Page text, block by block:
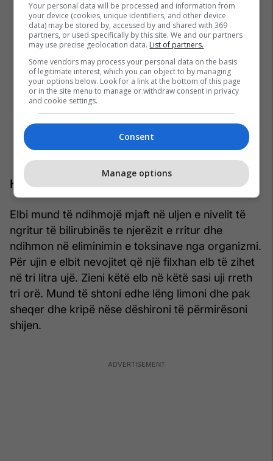
Hani elb
Elbi mund të ndihmojë mjaft në uljen e nivelit të
ngritur të bilirubinës te njerëzit e rritur dhe
ndihmon në eliminimin e toksinave nga organizmi.
Për ujin e elbit nevojitet që një filxhan elb të zihet
në tri litra ujë. Zieni këtë elb në këtë sasi uji rreth
tri orë. Mund të shtoni edhe lëng limoni dhe pak
sheqer dhe kripë nëse dëshironi të përmirësoni
shijen.
Your personal data will be processed and information from
your device (cookies, unique identifiers, and other device
data) may be stored by, accessed by and shared with 369
partners, or used specifically by this site. We and our partners
may use precise geolocation data. List of partners.
Some vendors may process your personal data on the basis
of legitimate interest, which you can object to by managing
your options below. Look for a link at the bottom of this page
or in the site menu to manage or withdraw consent in privacy
and cookie settings.
Consent
Manage options